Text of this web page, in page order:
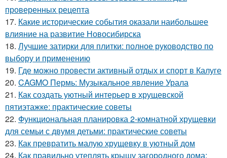
проверенных рецепта
17. Какие исторические события оказали наибольшее
влияние на развитие Новосибирска
18. Лучшие затирки для плитки: полное руководство по
выбору и применению
19. Где можно провести активный отдых и спорт в Калуге
20. CAGMO Пермь: Музыкальное явление Урала
21. Как создать уютный интерьер в хрущевской
пятиэтажке: практические советы
22. Функциональная планировка 2-комнатной хрущевки
для семьи с двумя детьми: практические советы
23. Как превратить малую хрущевку в уютный дом
24. Как правильно утеплять крышу загородного дома: